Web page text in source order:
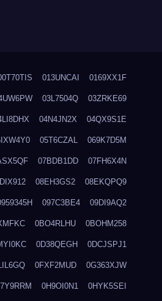
013UNCAI 0169XX1F
03L7504Q 03ZRKE69
04N4JN2X 04QX9S1E
05T6CZAL 069K7D5M
07BDB1DD 07FH6X4N
08EH3GS2 08EKQPQ9
097C3BE4 09DI9AQ2
0BO4RLHU 0BOHM258
0D38QEGH 0DCJSPJ1
0FXF2MUD 0G363XJW
0H9OI0N1 0HYK5SEI